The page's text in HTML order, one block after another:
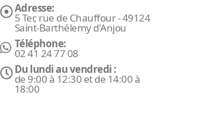
Adresse:
5 Ter, rue de Chauffour - 49124
Saint-Barthélemy d'Anjou
Téléphone:
02 41 24 77 08
Du lundi au vendredi :
de 9:00 à 12:30 et de 14:00 à
18:00